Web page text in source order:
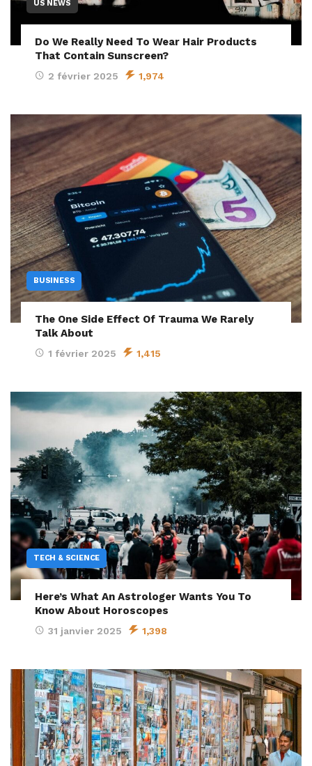
US NEWS
Do We Really Need To Wear Hair Products
That Contain Sunscreen?
2 février 2025 1,974
BUSINESS
The One Side Effect Of Trauma We Rarely
Talk About
1 février 2025 1,415
TECH & SCIENCE
Here’s What An Astrologer Wants You To
Know About Horoscopes
31 janvier 2025 1,398